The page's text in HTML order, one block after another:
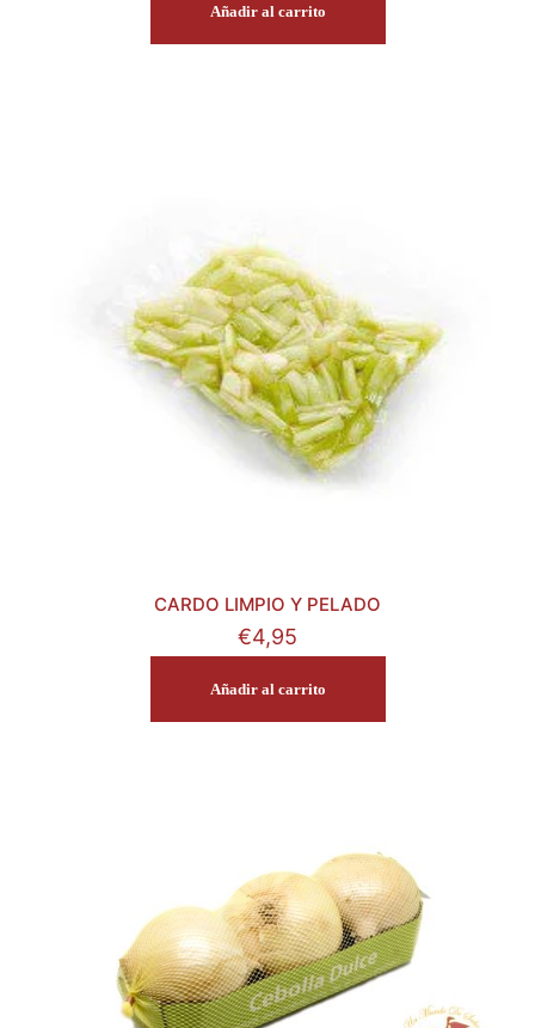
Añadir al carrito
CARDO LIMPIO Y PELADO
€4,95
Añadir al carrito